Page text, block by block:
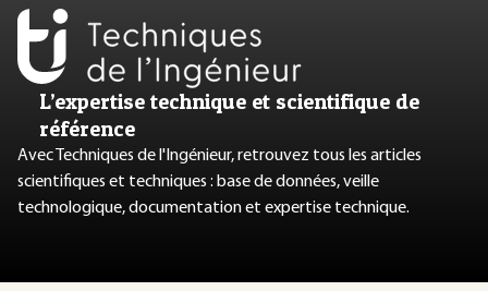
L’expertise technique et scientifique de
référence
Avec Techniques de l'Ingénieur, retrouvez tous les articles
scientifiques et techniques : base de données, veille
technologique, documentation et expertise technique.